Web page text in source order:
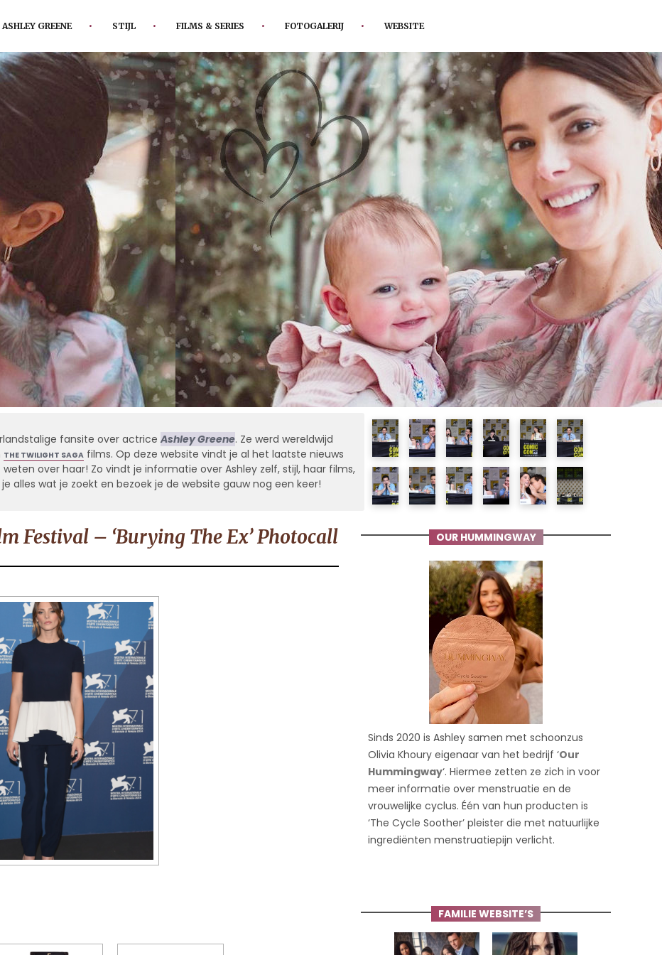
ASHLEY GREENE STIJL FILMS & SERIES FOTOGALERIJ WEBSITE
fansite over actriceAshley Greene. Ze werd wereldwijd
THE TWILIGHT SAGAfilms. Op deze website vindt je al het laatste nieuws
over haar! Zo vindt je informatie over Ashley zelf, stijl, haar films,
alles wat je zoekt en bezoek je de website gauw nog een keer!
OUR HUMMINGWAY
Sinds 2020 is Ashley samen met schoonzus
Olivia Khoury eigenaar van het bedrijf ‘Our
Hummingway‘. Hiermee zetten ze zich in voor
meer informatie over menstruatie en de
vrouwelijke cyclus. Één van hun producten is
‘The Cycle Soother’ pleister die met natuurlijke
ingrediënten menstruatiepijn verlicht.
FAMILIE WEBSITE’S
Festival – ‘Burying The Ex’ Photocall